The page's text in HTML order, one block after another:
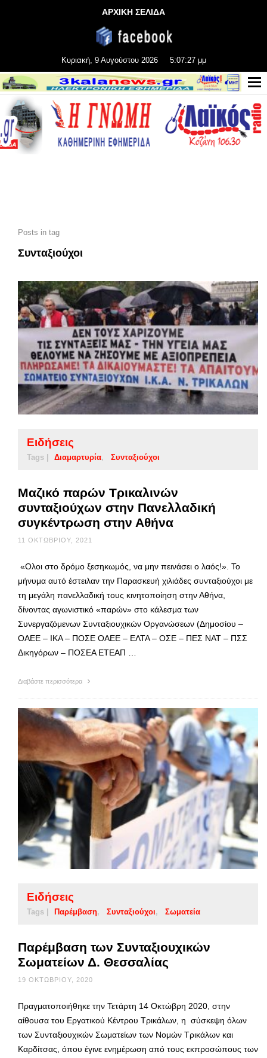
ΑΡΧΙΚΗ ΣΕΛΙΔΑ
Κυριακή, 9 Αυγούστου 2026 5:07:28 μμ
Posts in tag
Συνταξιούχοι
Ειδήσεις
Tags | Διαμαρτυρία Συνταξιούχοι
Μαζικό παρών Τρικαλινών
συνταξιούχων στην Πανελλαδική
συγκέντρωση στην Αθήνα
11 ΟΚΤΩΒΡΊΟΥ, 2021
«Ολοι στο δρόμο ξεσηκωμός, να μην πεινάσει ο λαός!». Το
μήνυμα αυτό έστειλαν την Παρασκευή χιλιάδες συνταξιούχοι με
τη μεγάλη πανελλαδική τους κινητοποίηση στην Αθήνα,
δίνοντας αγωνιστικό «παρών» στο κάλεσμα των
Συνεργαζόμενων Συνταξιουχικών Οργανώσεων (Δημοσίου –
OAEE – ΙΚΑ – ΠΟΣΕ ΟΑΕΕ – ΕΛΤΑ – ΟΣΕ – ΠΕΣ ΝΑΤ – ΠΣΣ
Δικηγόρων – ΠΟΣΕΑ ΕΤΕΑΠ …
Διαβάστε περισσότερα
Ειδήσεις
Tags | Παρέμβαση Συνταξιούχοι Σωματεία
Παρέμβαση των Συνταξιουχικών
Σωματείων Δ. Θεσσαλίας
19 ΟΚΤΩΒΡΊΟΥ, 2020
Πραγματοποιήθηκε την Τετάρτη 14 Οκτώβρη 2020, στην
αίθουσα του Εργατικού Κέντρου Τρικάλων, η σύσκεψη όλων
των Συνταξιουχικών Σωματείων των Νομών Τρικάλων και
Καρδίτσας, όπου έγινε ενημέρωση από τους εκπροσώπους των